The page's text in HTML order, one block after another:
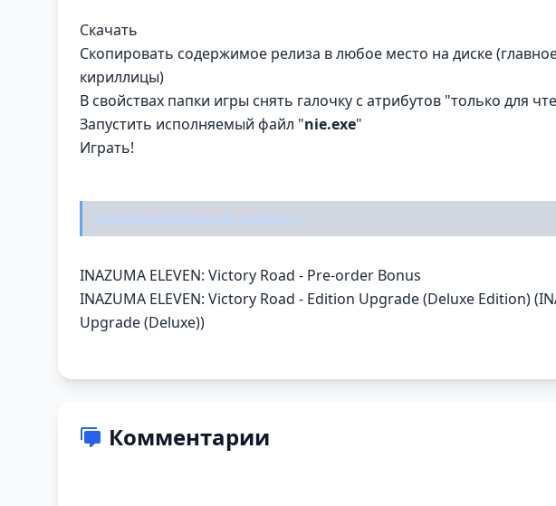
Скачать
Скопировать содержимое релиза в любое место на диске
кириллицы)
В свойствах папки игры снять галочку с атрибутов "только для
Запустить исполняемый файл "nie.exe"
Играть!
Дополнительный контент:
INAZUMA ELEVEN: Victory Road - Pre-order Bonus
INAZUMA ELEVEN: Victory Road - Edition Upgrade (Deluxe Edition)
Upgrade (Deluxe))
Комментарии